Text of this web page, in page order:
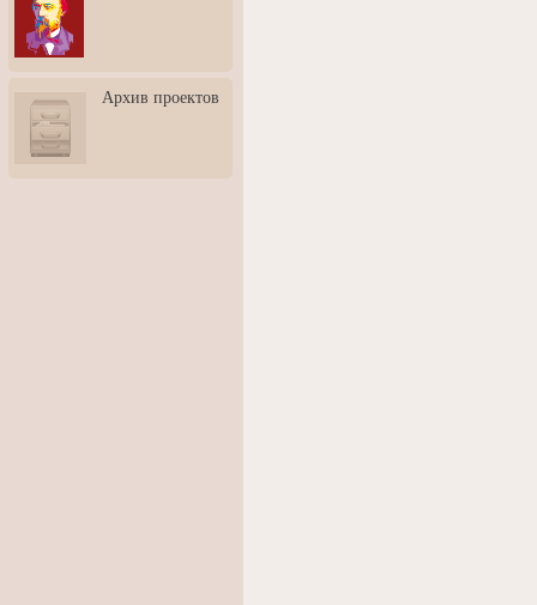
3: Обусловленности
человека и их влияние на
карьеру
скульптором Дмитрием
Тугариновым
АртБульвар в День города
Архив проектов